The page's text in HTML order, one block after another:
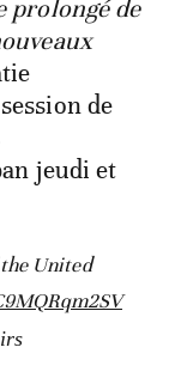
prolongé de
de
jeudi et
United